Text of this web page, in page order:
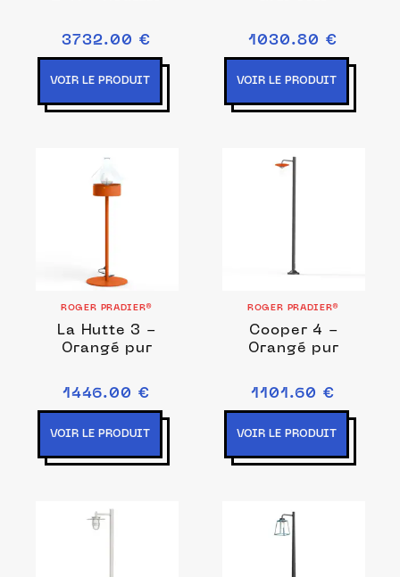
3732.00 €
VOIR LE PRODUIT
1030.80 €
VOIR LE PRODUIT
ROGER PRADIER®
La Hutte 3 -
Orangé pur
1446.00 €
VOIR LE PRODUIT
ROGER PRADIER®
Cooper 4 -
Orangé pur
1101.60 €
VOIR LE PRODUIT